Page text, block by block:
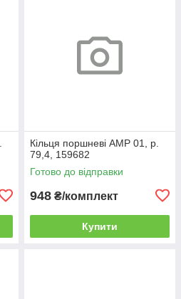
Кільця поршневі AMP 01, р.
79,4, 159682
Готово до відправки
948 ₴/комплект
Купити